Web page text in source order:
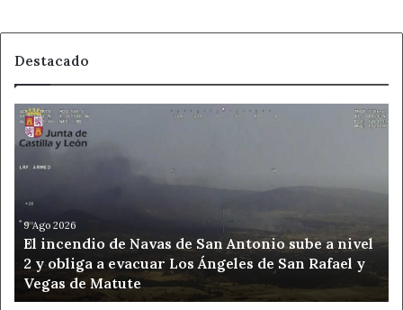
Destacado
El
incendio
de
Navas
San
Antonio
sube
nivel
2
9 Ago 2026
El incendio de Navas de San Antonio sube a nivel
2 y obliga a evacuar Los Ángeles de San Rafael y
Vegas de Matute